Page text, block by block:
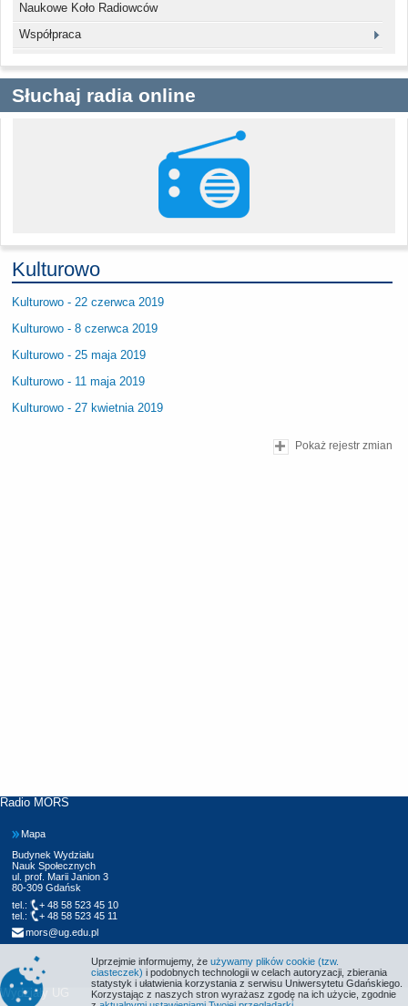
Naukowe Koło Radiowców
Współpraca
Słuchaj radia online
Kulturowo
Kulturowo - 22 czerwca 2019
Kulturowo - 8 czerwca 2019
Kulturowo - 25 maja 2019
Kulturowo - 11 maja 2019
Kulturowo - 27 kwietnia 2019
Pokaż rejestr zmian
Radio MORS
Mapa
Budynek Wydziału
Nauk Społecznych
ul. prof. Marii Janion 3
80-309 Gdańsk
tel.:
+ 48 58 523 45 10
tel.:
+ 48 58 523 45 11
mors@ug.edu.pl
Wydziały UG
Uprzejmie informujemy, że używamy plików cookie (tzw.
ciasteczek) i podobnych technologii w celach autoryzacji, zbierania
statystyk i ułatwienia korzystania z serwisu Uniwersytetu Gdańskiego.
Korzystając z naszych stron wyrażasz zgodę na ich użycie, zgodnie